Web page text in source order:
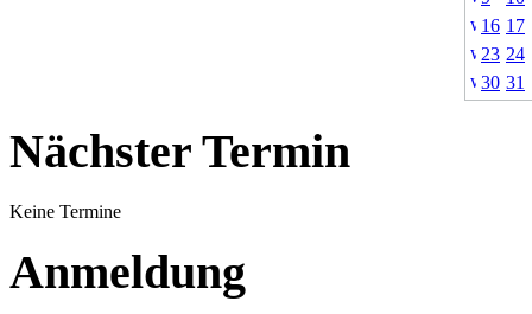
16 17
23 24
30 31
Nächster Termin
Keine Termine
Anmeldung